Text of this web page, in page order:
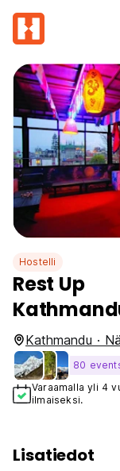
Hostelli
Rest Up
Kathmandu ·
80
Varaamalla yli 4
ilmaiseksi.
Lisatiedot